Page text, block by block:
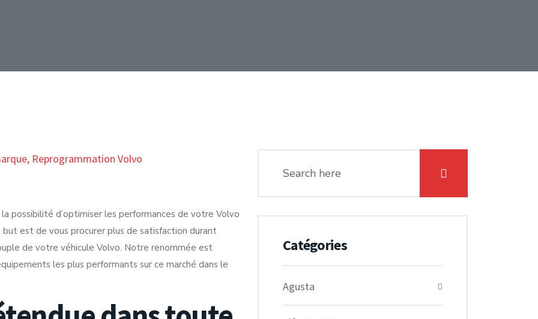
, Reprogrammation Volvo
possibilité d’optimiser les performances de votre Volvo
est de vous procurer plus de satisfaction durant
de votre véhicule Volvo. Notre renommée est
les plus performants sur ce marché dans le
Catégories
Agusta